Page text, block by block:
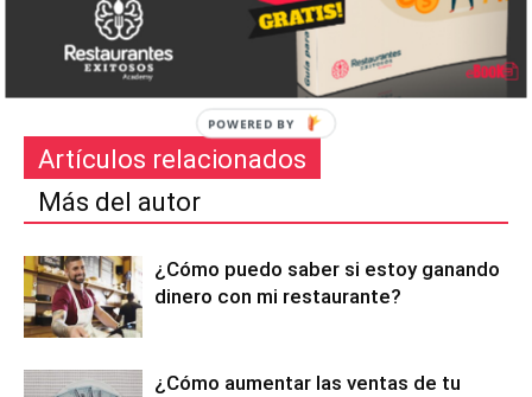
Consejos para implementar
con éxito el servicio a
domicilio en tu restaurante.
La lista de los 50 mejores
restaurantes en el mundo
2021
Artículos relacionados
Más del autor
¿Cómo puedo saber si estoy ganando
dinero con mi restaurante?
¿Cómo aumentar las ventas de tu